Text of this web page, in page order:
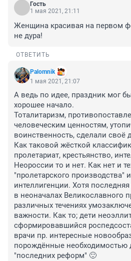
Гость
1 мая 2021, 21:11
Женщина красивая на первом
не дура!
ОТВЕТИТЬ
Palomnik
1 мая 2021, 21:07
А ведь по идее, праздник мог
хорошее начало.
Тоталитаризм,
человеческим ценностям,
воинственность, сделали своё
Как таковой жёсткой
пролетариат, крестьянство,
Неороссии то и нет. Как нет и
"пролетарского производства"
интеллигенции. Хотя
в неоначалах Великославного
различных течениях
важности. Как то; дети
сформировавшийся
врачи пр. интересные
порождённые необходимостью
"последних реформ" 🙂